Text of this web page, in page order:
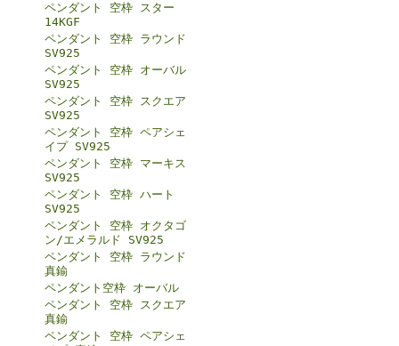
ペンダント 空枠 スター
14KGF
ペンダント 空枠 ラウンド
SV925
ペンダント 空枠 オーバル
SV925
ペンダント 空枠 スクエア
SV925
ペンダント 空枠 ペアシェ
イプ SV925
ペンダント 空枠 マーキス
SV925
ペンダント 空枠 ハート
SV925
ペンダント 空枠 オクタゴ
ン/エメラルド SV925
ペンダント 空枠 ラウンド
真鍮
ペンダント空枠 オーバル
ペンダント 空枠 スクエア
真鍮
ペンダント 空枠 ペアシェ